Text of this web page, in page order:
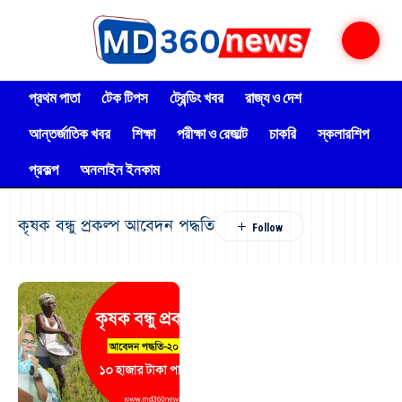
প্রথম পাতা টেক টিপস ট্রেন্ডিং খবর
রাজ্য ও দেশ
আন্তর্জাতিক খবর
শিক্ষা পরীক্ষা ও রেজাল্ট চাকরি
স্কলারশিপ
প্রকল্প
অনলাইন ইনকাম
কৃষক বন্ধু প্রকল্প আবেদন পদ্ধতি